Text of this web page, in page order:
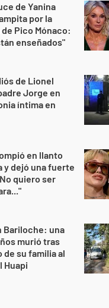
de Yanina
por la
Pico Mónaco:
enseñados"
de Lionel
Jorge en
íntima en
en llanto
y dejó una fuerte
quiero ser
Bariloche: una
murió tras
de su familia al
Huapi